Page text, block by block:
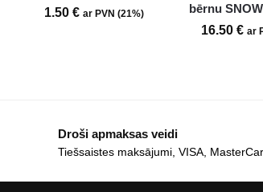
1.50 € ar PVN (21%)
bērnu
16.50€ ar
Droši apmaksas veidi
Tiešsaistes maksājumi, VISA,